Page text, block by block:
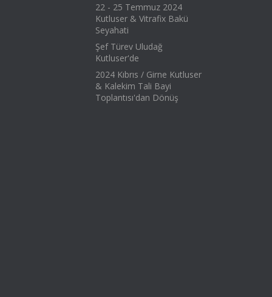
22 - 25 Temmuz 2024
Kutluser & Vitrafix Bakü
Seyahati
Şef Türev Uludağ
Kutluser'de
2024 Kıbrıs / Girne Kutluser
& Kalekim Tali Bayi
Toplantısı'dan Dönüş